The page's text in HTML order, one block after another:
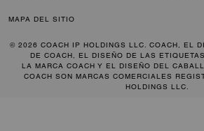
MAPA DEL SITIO
© 2026 COACH IP HOLDINGS LLC. COACH, EL
DE COACH, EL DISEÑO DE LAS
LA MARCA COACH Y EL DISEÑO DEL
COACH SON MARCAS COMERCIALES
HOLDINGS LLC.